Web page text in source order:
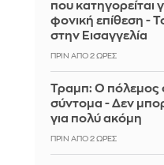
που κατηγορείται
φονική επίθεση -
στην Εισαγγελία
ΠΡΙΝ ΑΠΌ 2 ΏΡΕΣ
Τραμπ: Ο πόλεμος
σύντομα - Δεν
για πολύ ακόμη
ΠΡΙΝ ΑΠΌ 2 ΏΡΕΣ